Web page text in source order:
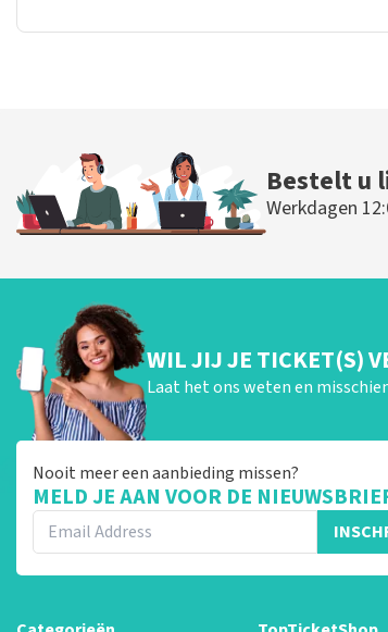
Bestelt u
Werkdagen
WIL JIJ JE TICKET(S)
Laat het ons weten en
Nooit meer een aanbieding missen?
MELD JE AAN VOOR DE